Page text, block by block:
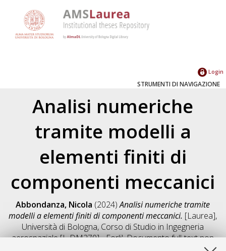
Login
STRUMENTI DI NAVIGAZIONE
Analisi numeriche
tramite modelli a
elementi finiti di
componenti meccanici
Abbondanza, Nicola (2024)Analisi numeriche tramite
modelli a elementi finiti di componenti meccanici. [Laurea],
Università di Bologna, Corso di Studio in Ingegneria
aerospaziale [L-DM270] - Forli', Documento full-text non